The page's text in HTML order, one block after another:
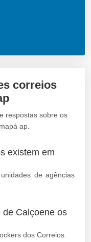
correios
respostas sobre os
ap.
existem em
de agências
de Calçoene os
dos Correios.